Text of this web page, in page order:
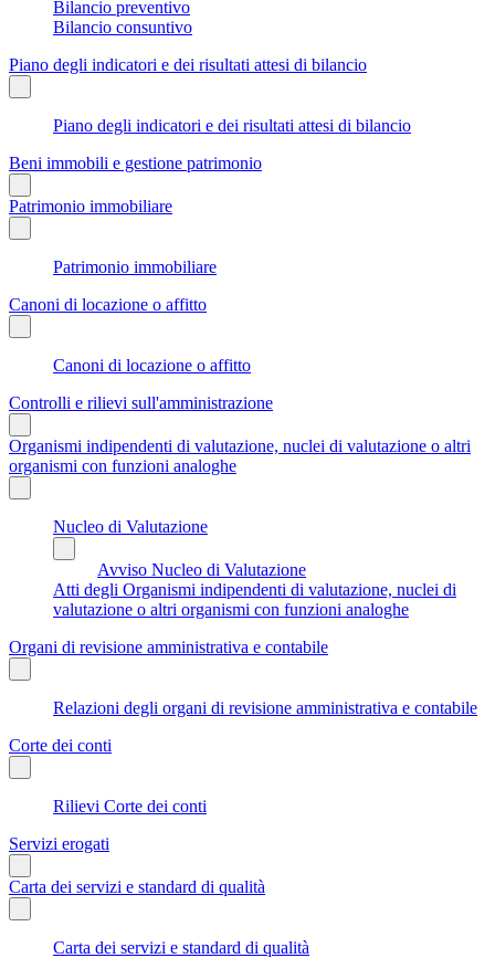
Bilancio preventivo
Bilancio consuntivo
Piano degli indicatori e dei risultati attesi di bilancio
Piano degli indicatori e dei risultati attesi di bilancio
Beni immobili e gestione patrimonio
Patrimonio immobiliare
Patrimonio immobiliare
Canoni di locazione o affitto
Canoni di locazione o affitto
Controlli e rilievi sull'amministrazione
Organismi indipendenti di valutazione, nuclei di valutazione o altri
organismi con funzioni analoghe
Nucleo di Valutazione
Avviso Nucleo di Valutazione
Atti degli Organismi indipendenti di valutazione, nuclei di
valutazione o altri organismi con funzioni analoghe
Organi di revisione amministrativa e contabile
Relazioni degli organi di revisione amministrativa e contabile
Corte dei conti
Rilievi Corte dei conti
Servizi erogati
Carta dei servizi e standard di qualità
Carta dei servizi e standard di qualità